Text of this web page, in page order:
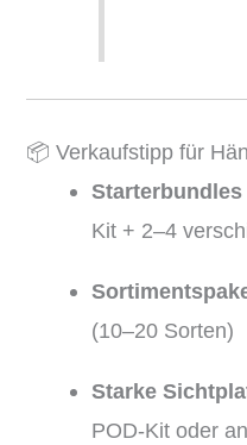
📦 Verkaufstipp für
Starterbundles
Kit + 2–4
(10–20 Sorten)
Starke
POD-Kit oder